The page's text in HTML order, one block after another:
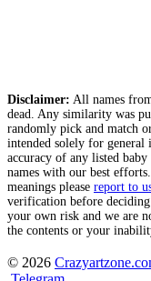
Disclaimer: All names
dead. Any similarity was
randomly pick and match
intended solely for general
accuracy of any listed baby
names with our best
meanings please report to
verification before
your own risk and we are
the contents or your
© 2026